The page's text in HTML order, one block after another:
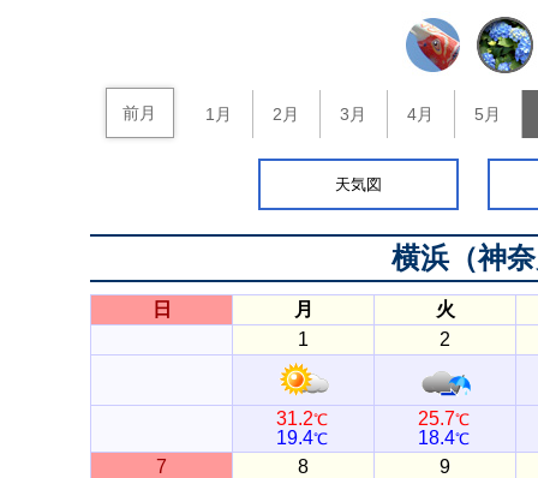
前月 1月 2月 3月 4月 5月
天気図
横浜（神
日 月
火
1
2
31.2℃
19.4℃
25.7℃
18.4℃
7 8 9